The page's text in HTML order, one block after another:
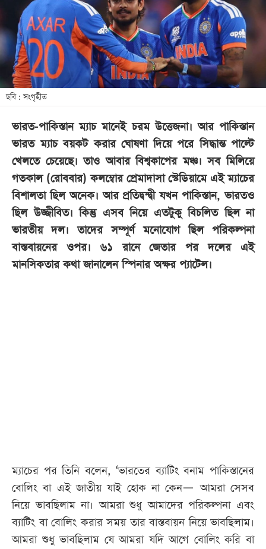
খেলা
বিনোদন
লাইফ
স্টাইল
শিক্ষা
সব
বিভাগ
ছবি
ভিডিও
আর্কাইভ
ছবি : সংগৃহীত
ভারত-পাকিস্তান ম্যাচ মানেই চরম উত্তেজনা। আর পাকিস্তান
ভারত ম্যাচ বয়কট করার ঘোষণা দিয়ে পরে সিদ্ধান্ত পাল্টে
খেলতে চেয়েছে। তাও আবার বিশ্বকাপের মঞ্চ। সব মিলিয়ে
গতকাল (রোববার) কলম্বোর প্রেমাদাসা স্টেডিয়ামে এই ম্যাচের
বিশালতা ছিল অনেক। আর প্রতিদ্বন্দ্বী যখন পাকিস্তান, ভারতও
ছিল উজ্জীবিত। কিন্তু এসব নিয়ে এতটুকু বিচলিত ছিল না
ভারতীয় দল। তাদের সম্পূর্ণ মনোযোগ ছিল পরিকল্পনা
বাস্তবায়নের ওপর। ৬১ রানে জেতার পর দলের এই
মানসিকতার কথা জানালেন স্পিনার অক্ষর প্যাটেল।
ম্যাচের পর তিনি বলেন, ‘ভারতের ব্যাটিং বনাম পাকিস্তানের
বোলিং বা এই জাতীয় যাই হোক না কেন— আমরা সেসব
নিয়ে ভাবছিলাম না। আমরা শুধু আমাদের পরিকল্পনা এবং
ব্যাটিং বা বোলিং করার সময় তার বাস্তবায়ন নিয়ে ভাবছিলাম।
আমরা শুধু ভাবছিলাম যে আমরা যদি আগে বোলিং করি বা